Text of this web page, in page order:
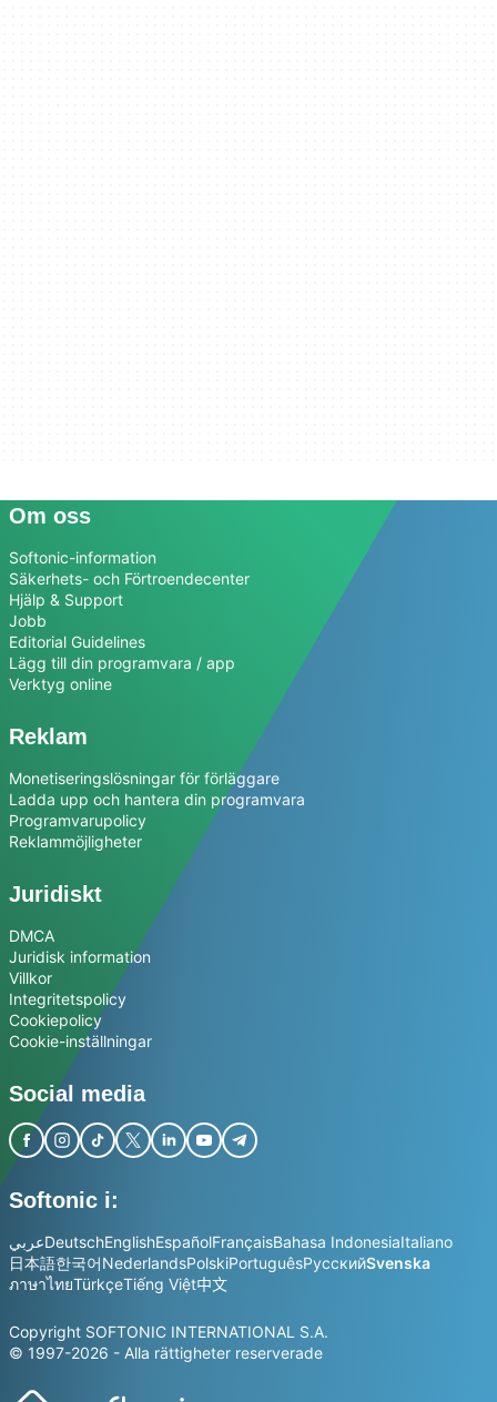
Om oss
Softonic-information
Säkerhets- och Förtroendecenter
Hjälp & Support
Jobb
Editorial Guidelines
Lägg till din programvara / app
Verktyg online
Reklam
Monetiseringslösningar för förläggare
Ladda upp och hantera din programvara
Programvarupolicy
Reklammöjligheter
Juridiskt
DMCA
Juridisk information
Villkor
Integritetspolicy
Cookiepolicy
Cookie-inställningar
Social media
Softonic i:
عربيDeutschEnglishEspañolFrançaisBahasa IndonesiaItaliano
日本語한국어NederlandsPolskiPortuguêsРусскийSvenska
ภาษาไทยTürkçeTiếng Việt中文
Copyright SOFTONIC INTERNATIONAL S.A.
© 1997-2026 - Alla rättigheter reserverade